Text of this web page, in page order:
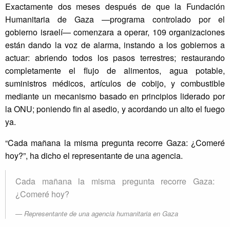
Exactamente dos meses después de que la Fundación
Humanitaria de Gaza —programa controlado por el
gobierno israelí— comenzara a operar, 109 organizaciones
están dando la voz de alarma, instando a los gobiernos a
actuar: abriendo todos los pasos terrestres; restaurando
completamente el flujo de alimentos, agua potable,
suministros médicos, artículos de cobijo, y combustible
mediante un mecanismo basado en principios liderado por
la ONU; poniendo fin al asedio, y acordando un alto el fuego
ya.
“Cada mañana la misma pregunta recorre Gaza: ¿Comeré
hoy?”, ha dicho el representante de una agencia.
Cada mañana la misma pregunta recorre Gaza:
¿Comeré hoy?
Representante de una agencia humanitaria en Gaza